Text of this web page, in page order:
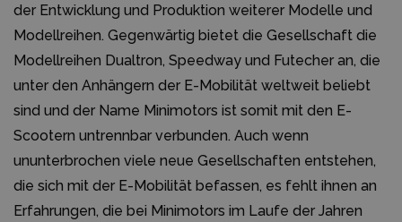
der Entwicklung und Produktion weiterer Modelle und
Modellreihen. Gegenwärtig bietet die Gesellschaft die
Modellreihen Dualtron, Speedway und Futecher an, die
unter den Anhängern der E-Mobilität weltweit beliebt
sind und der Name Minimotors ist somit mit den E-
Scootern untrennbar verbunden. Auch wenn
ununterbrochen viele neue Gesellschaften entstehen,
die sich mit der E-Mobilität befassen, es fehlt ihnen an
Erfahrungen, die bei Minimotors im Laufe der Jahren